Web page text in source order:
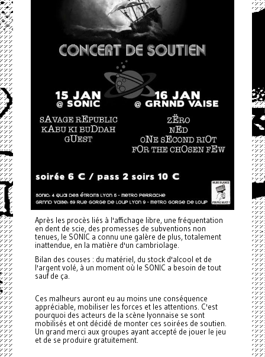
Après les procès liés à l'affichage libre, une fréquentation
en dent de scie, des promesses de subventions non
tenues, le SONIC a connu une galère de plus, totalement
inattendue, en la matière d'un cambriolage.
Bilan des couses : du matériel, du stock d'alcool et de
l'argent volé, à un moment où le SONIC a besoin de tout
sauf de ça.
Ces malheurs auront eu au moins une conséquence
appréciable, mobiliser les forces et les attentions. C'est
pourquoi des acteurs de la scène lyonnaise se sont
mobilisés et ont décidé de monter ces soirées de soutien.
Un grand merci aux groupes ayant accepté de jouer le jeu
et de se produire gratuitement.